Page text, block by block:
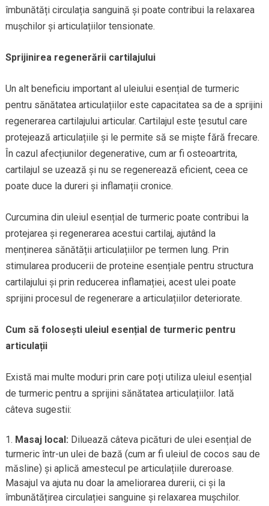
îmbunătăți circulația sanguină și poate contribui la relaxarea
mușchilor și articulațiilor tensionate.
Sprijinirea regenerării cartilajului
Un alt beneficiu important al uleiului esențial de turmeric
pentru sănătatea articulațiilor este capacitatea sa de a sprijini
regenerarea cartilajului articular. Cartilajul este țesutul care
protejează articulațiile și le permite să se miște fără frecare.
În cazul afecțiunilor degenerative, cum ar fi osteoartrita,
cartilajul se uzează și nu se regenerează eficient, ceea ce
poate duce la dureri și inflamații cronice.
Curcumina din uleiul esențial de turmeric poate contribui la
protejarea și regenerarea acestui cartilaj, ajutând la
menținerea sănătății articulațiilor pe termen lung. Prin
stimularea producerii de proteine esențiale pentru structura
cartilajului și prin reducerea inflamației, acest ulei poate
sprijini procesul de regenerare a articulațiilor deteriorate.
Cum să folosești uleiul esențial de turmeric pentru
articulații
Există mai multe moduri prin care poți utiliza uleiul esențial
de turmeric pentru a sprijini sănătatea articulațiilor. Iată
câteva sugestii:
Masaj local: Diluează câteva picături de ulei esențial de
turmeric într-un ulei de bază (cum ar fi uleiul de cocos sau de
măsline) și aplică amestecul pe articulațiile dureroase.
Masajul va ajuta nu doar la ameliorarea durerii, ci și la
îmbunătățirea circulației sanguine și relaxarea mușchilor.